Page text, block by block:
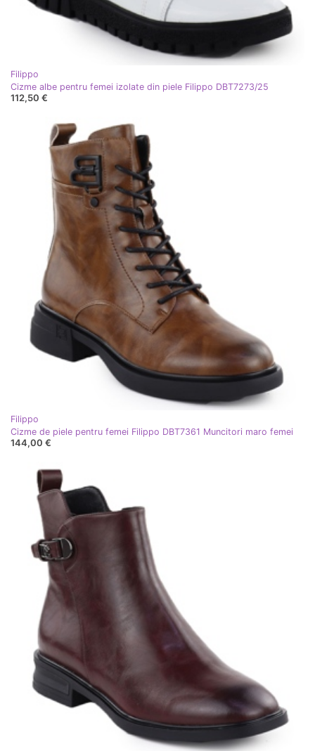
Filippo
Cizme albe pentru femei izolate din piele Filippo DBT7273/25
112,50 €
Filippo
Cizme de piele pentru femei Filippo DBT7361 Muncitori maro femei
144,00 €